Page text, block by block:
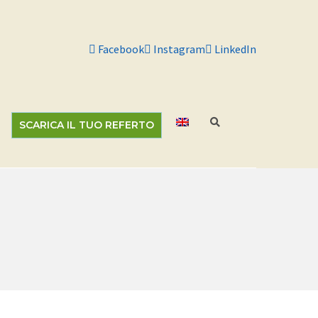
Facebook Instagram LinkedIn
SCARICA IL TUO REFERTO